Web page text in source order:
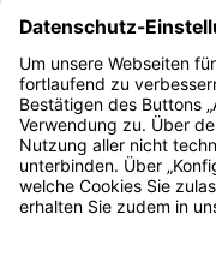
unterschreiben.
(4) Das Ergebnis
im Anschluss
Bayern.de
BayernPortal